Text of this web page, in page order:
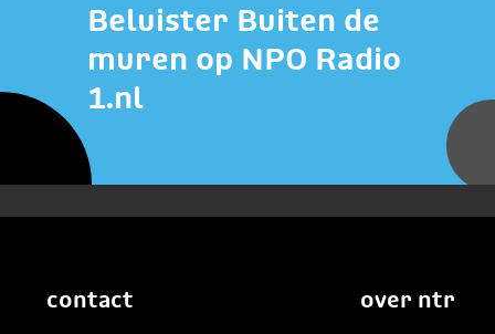
Beluister Buiten de
muren op NPO Radio
1.nl
contact
over ntr